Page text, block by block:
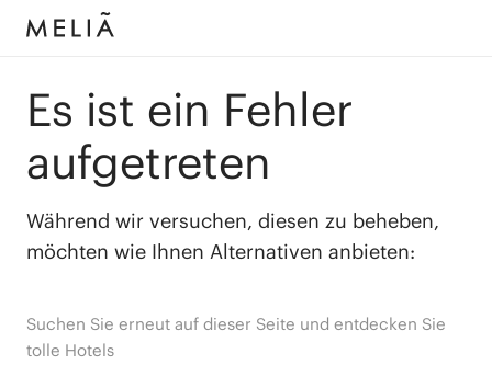
Es ist ein Fehler
aufgetreten
Während wir versuchen, diesen zu beheben,
möchten wie Ihnen Alternativen anbieten:
Suchen Sie erneut auf dieser Seite und entdecken Sie
tolle Hotels